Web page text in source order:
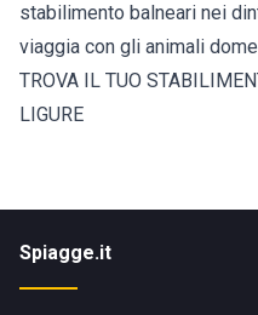
stabilimento balneari nei
viaggia con gli animali
TROVA IL TUO
LIGURE
Spiagge.it